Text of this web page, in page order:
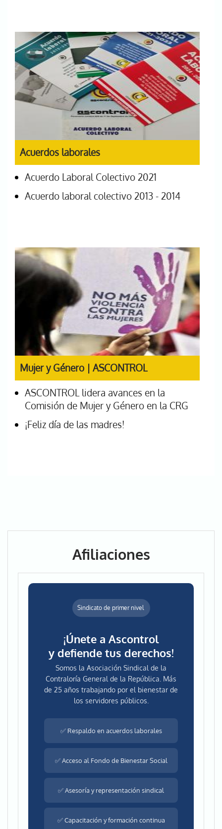
Acuerdos laborales
Acuerdo Laboral Colectivo 2021
Acuerdo laboral colectivo 2013 - 2014
Mujer y Género | ASCONTROL
ASCONTROL lidera avances en la
Comisión de Mujer y Género en la CRG
¡Feliz día de las madres!
Afiliaciones
Sindicato de primer nivel
¡Únete a Ascontrol
y defiende tus derechos!
Somos la Asociación Sindical de la
Contraloría General de la República. Más
de 25 años trabajando por el bienestar de
los servidores públicos.
✅ Respaldo en acuerdos laborales
✅ Acceso al Fondo de Bienestar Social
✅ Asesoría y representación sindical
✅ Capacitación y formación continua